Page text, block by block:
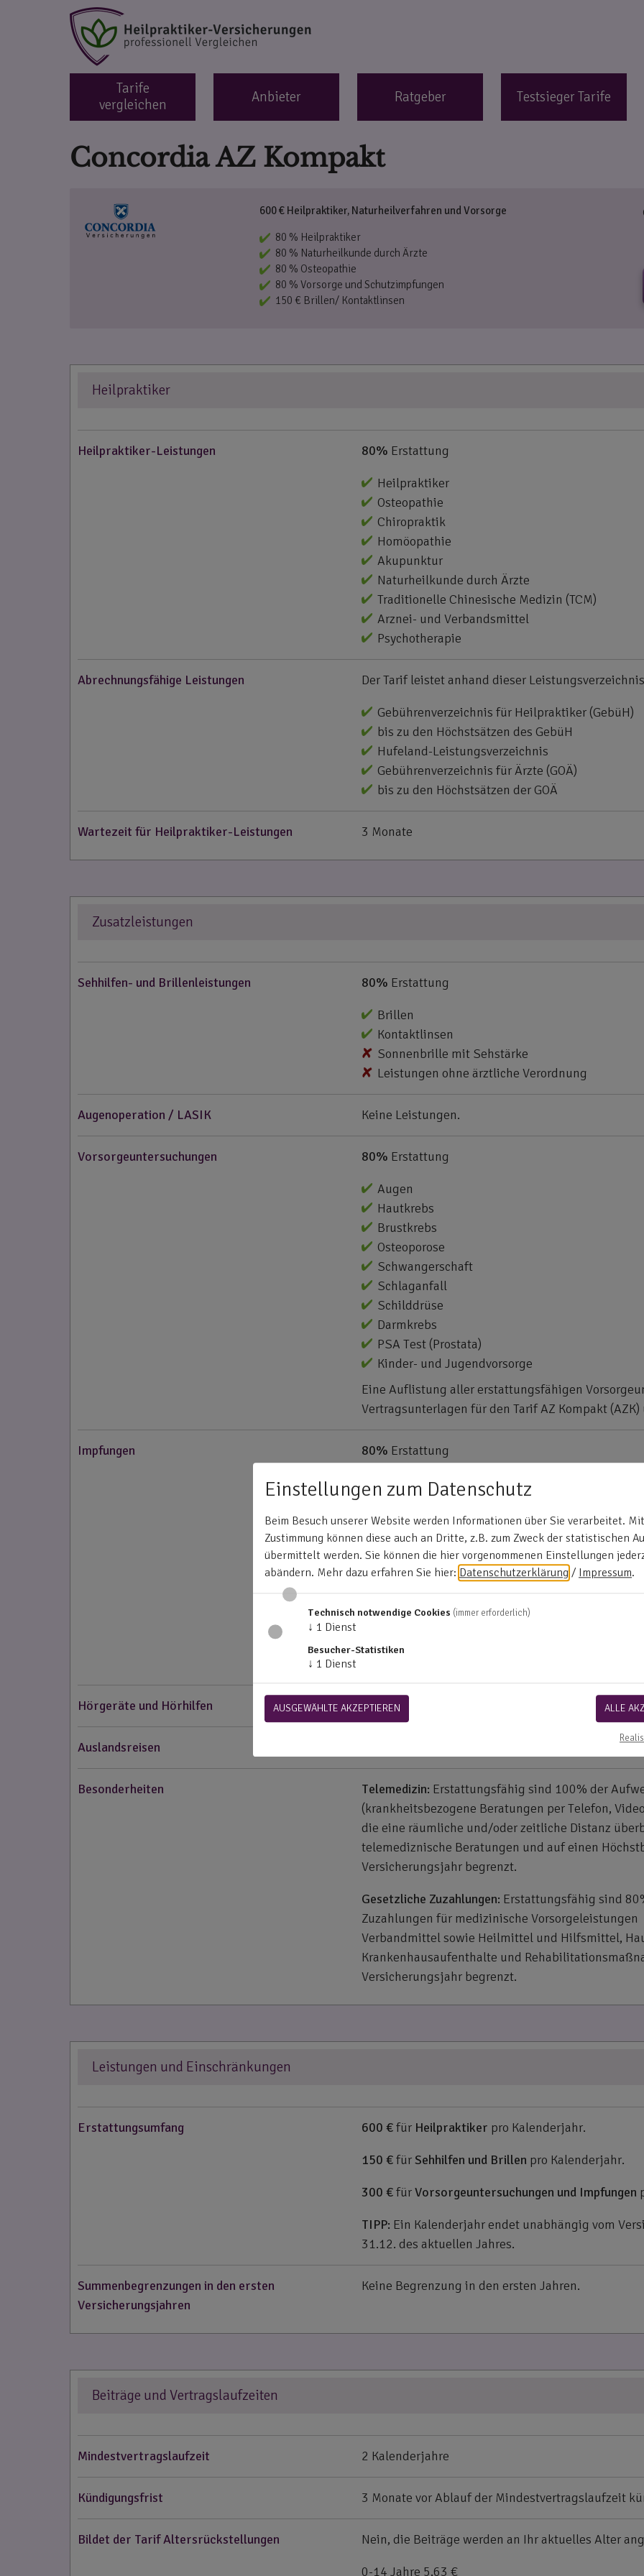
Tarife
vergleichen
Anbieter Ratgeber Testsieger Tarife
Concordia AZ Kompakt
600 € Heilpraktiker, Naturheilverfahren und Vorsorge
80 % Heilpraktiker
80 % Naturheilkunde durch Ärzte
80 % Osteopathie
80 % Vorsorge und Schutzimpfungen
150 € Brillen/ Kontaktlinsen
Heilpraktiker
Heilpraktiker-Leistungen 80% Erstattung
Heilpraktiker
Osteopathie
Chiropraktik
Homöopathie
Akupunktur
Naturheilkunde durch Ärzte
Traditionelle Chinesische Medizin (TCM)
Arznei- und Verbandsmittel
Psychotherapie
Abrechnungsfähige Leistungen Der Tarif leistet anhand dieser
Gebührenverzeichnis für Heilpraktiker (GebüH)
bis zu den Höchstsätzen des GebüH
Hufeland-Leistungsverzeichnis
Gebührenverzeichnis für Ärzte (GOÄ)
bis zu den Höchstsätzen der GOÄ
Wartezeit für Heilpraktiker-Leistungen 3 Monate
Zusatzleistungen
Sehhilfen- und Brillenleistungen 80% Erstattung
Brillen
Kontaktlinsen
Sonnenbrille mit Sehstärke
Leistungen ohne ärztliche Verordnung
Augenoperation / LASIK Keine Leistungen.
Vorsorgeuntersuchungen 80% Erstattung
Augen
Hautkrebs
Brustkrebs
Osteoporose
Schwangerschaft
Schlaganfall
Schilddrüse
Darmkrebs
PSA Test (Prostata)
Kinder- und Jugendvorsorge
Eine Auflistung aller erstattungsfähigen
Vertragsunterlagen für den Tarif AZ Kompakt
Impfungen 80% Erstattung
Grippeschutz
Gebärmutterkrebs (HPV)
Hepatitis A und B
Malariavorsorge
Gelbfieber
Typhus
Eine Auflistung aller erstattungsfähigen
Hörgeräte und Hörhilfen Keine Leistungen.
Auslandsreisen
Besonderheiten Telemedizin: Erstattungsfähig sind 100% der
(krankheitsbezogene Beratungen per Telefon,
die eine räumliche und/oder zeitliche Distanz
telemediznische Beratungen und auf einen
Versicherungsjahr begrenzt.
Gesetzliche Zuzahlungen: Erstattungsfähig sind
Zuzahlungen für medizinische
Verbandmittel sowie Heilmittel und Hilfsmittel,
Krankenhausaufenthalte und
Versicherungsjahr begrenzt.
Leistungen und Einschränkungen
Erstattungsumfang 600 €für Heilpraktiker pro Kalenderjahr.
150 €fürSehhilfen und Brillen pro Kalenderjahr.
300 €fürVorsorgeuntersuchungen und Impfungen
TIPP: Ein Kalenderjahr endet unabhängig vom
31.12. des aktuellen Jahres.
Summenbegrenzungen in den ersten
Versicherungsjahren
Keine Begrenzung in den ersten Jahren.
Beiträge und Vertragslaufzeiten
Mindestvertragslaufzeit 2 Kalenderjahre
Kündigungsfrist 3 Monate vor Ablauf der Mindestvertragslaufzeit
Bildet der Tarif Altersrückstellungen Nein, die Beiträge werden an Ihr aktuelles Alter
0-14 Jahre 5,63 €
Einstellungen zum Datenschutz
Beim Besuch unserer Website werden Informationen über Sie verarbeitet.
Zustimmung können diese auch an Dritte, z.B. zum Zweck der statistischen
übermittelt werden. Sie können die hier vorgenommenen Einstellungen
abändern. Mehr dazu erfahren Sie hier: Datenschutzerklärung / Impressum.
Technisch notwendige Cookies (immer erforderlich)
↓ 1 Dienst
Besucher-Statistiken
↓ 1 Dienst
AUSGEWÄHLTE AKZEPTIEREN ALLE